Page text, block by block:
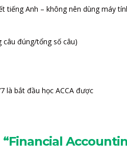
tiếng Anh – không nên dùng máy
đúng/tổng số câu)
là bắt đầu học ACCA được